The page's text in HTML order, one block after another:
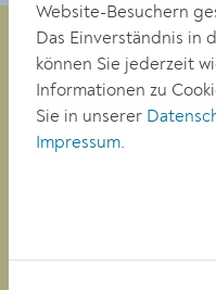
Magistrat der Stadt Krems
Obere Landstraße 4
A-3500 Krems
Website-Besuchern
Das Einverständnis in
können Sie jederzeit
Informationen zu
Sie in unserer
Impressum.